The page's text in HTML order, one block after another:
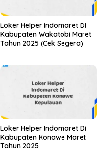
Loker Helper Indomaret Di
Kabupaten Wakatobi Maret
Tahun 2025 (Cek Segera)
Loker Helper Indomaret Di
Kabupaten Konawe Maret
Tahun 2025